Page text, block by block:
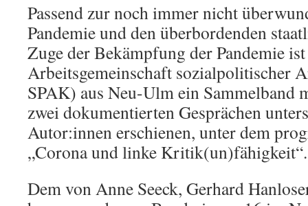
Passend zur noch immer nicht
Pandemie und den überbordenden
Zuge der Bekämpfung der Pandemie
Arbeitsgemeinschaft sozialpolitischer
SPAK) aus Neu-Ulm ein Sammelband
zwei dokumentierten Gesprächen
Autor:innen erschienen, unter dem
„Corona und linke Kritik(un)fähigkeit“.
Dem von Anne Seeck, Gerhard